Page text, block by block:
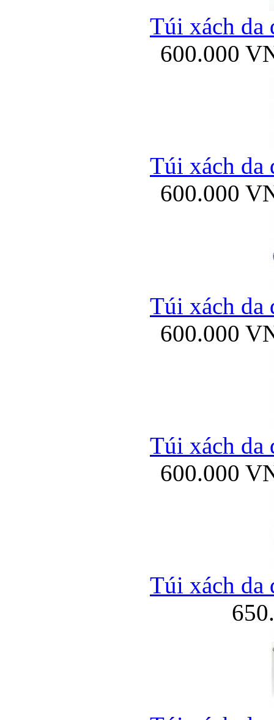
Túi xách da
600.000
Túi xách da
600.000
Túi xách da
600.000
Túi xách da
600.000
Túi xách da